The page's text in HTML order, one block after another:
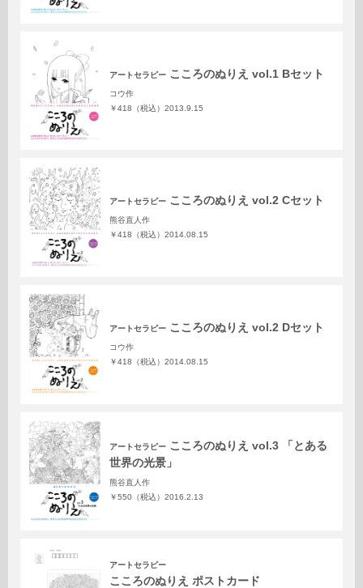
アートセラピー こころのぬりえ vol.1 Bセット
コウ作
￥418（税込） 2013.9.15
アートセラピー こころのぬりえ vol.2 Cセット
熊谷直人作
￥418（税込） 2014.08.15
アートセラピー こころのぬりえ vol.2 Dセット
コウ作
￥418（税込） 2014.08.15
アートセラピー こころのぬりえ vol.3 「とある
世界の光景」
熊谷直人作
￥550（税込） 2016.2.13
アートセラピー
こころのぬりえ ポストカード